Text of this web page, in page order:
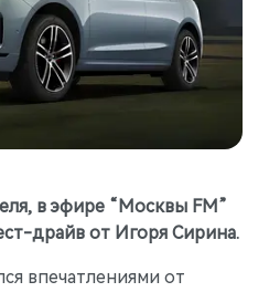
кроссовер
в эфире “Москвы FM”
драйв от Игоря Сирина.
впечатлениями от